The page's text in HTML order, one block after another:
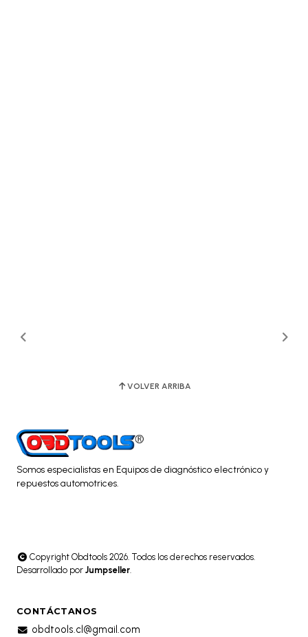
VOLVER ARRIBA
Somos especialistas en Equipos de diagnóstico electrónico y
repuestos automotrices.
Copyright Obdtools 2026. Todos los derechos reservados.
Desarrollado por Jumpseller.
CONTÁCTANOS
obdtools.cl@gmail.com